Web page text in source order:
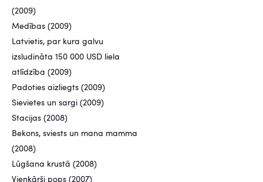
(2009)
Medības (2009)
Latvietis, par kura galvu
izsludināta 150 000 USD liela
atlīdzība (2009)
Padoties aizliegts (2009)
Sievietes un sargi (2009)
Stacijas (2008)
Bekons, sviests un mana mamma
(2008)
Lūgšana krustā (2008)
Vienkārši pops (2007)